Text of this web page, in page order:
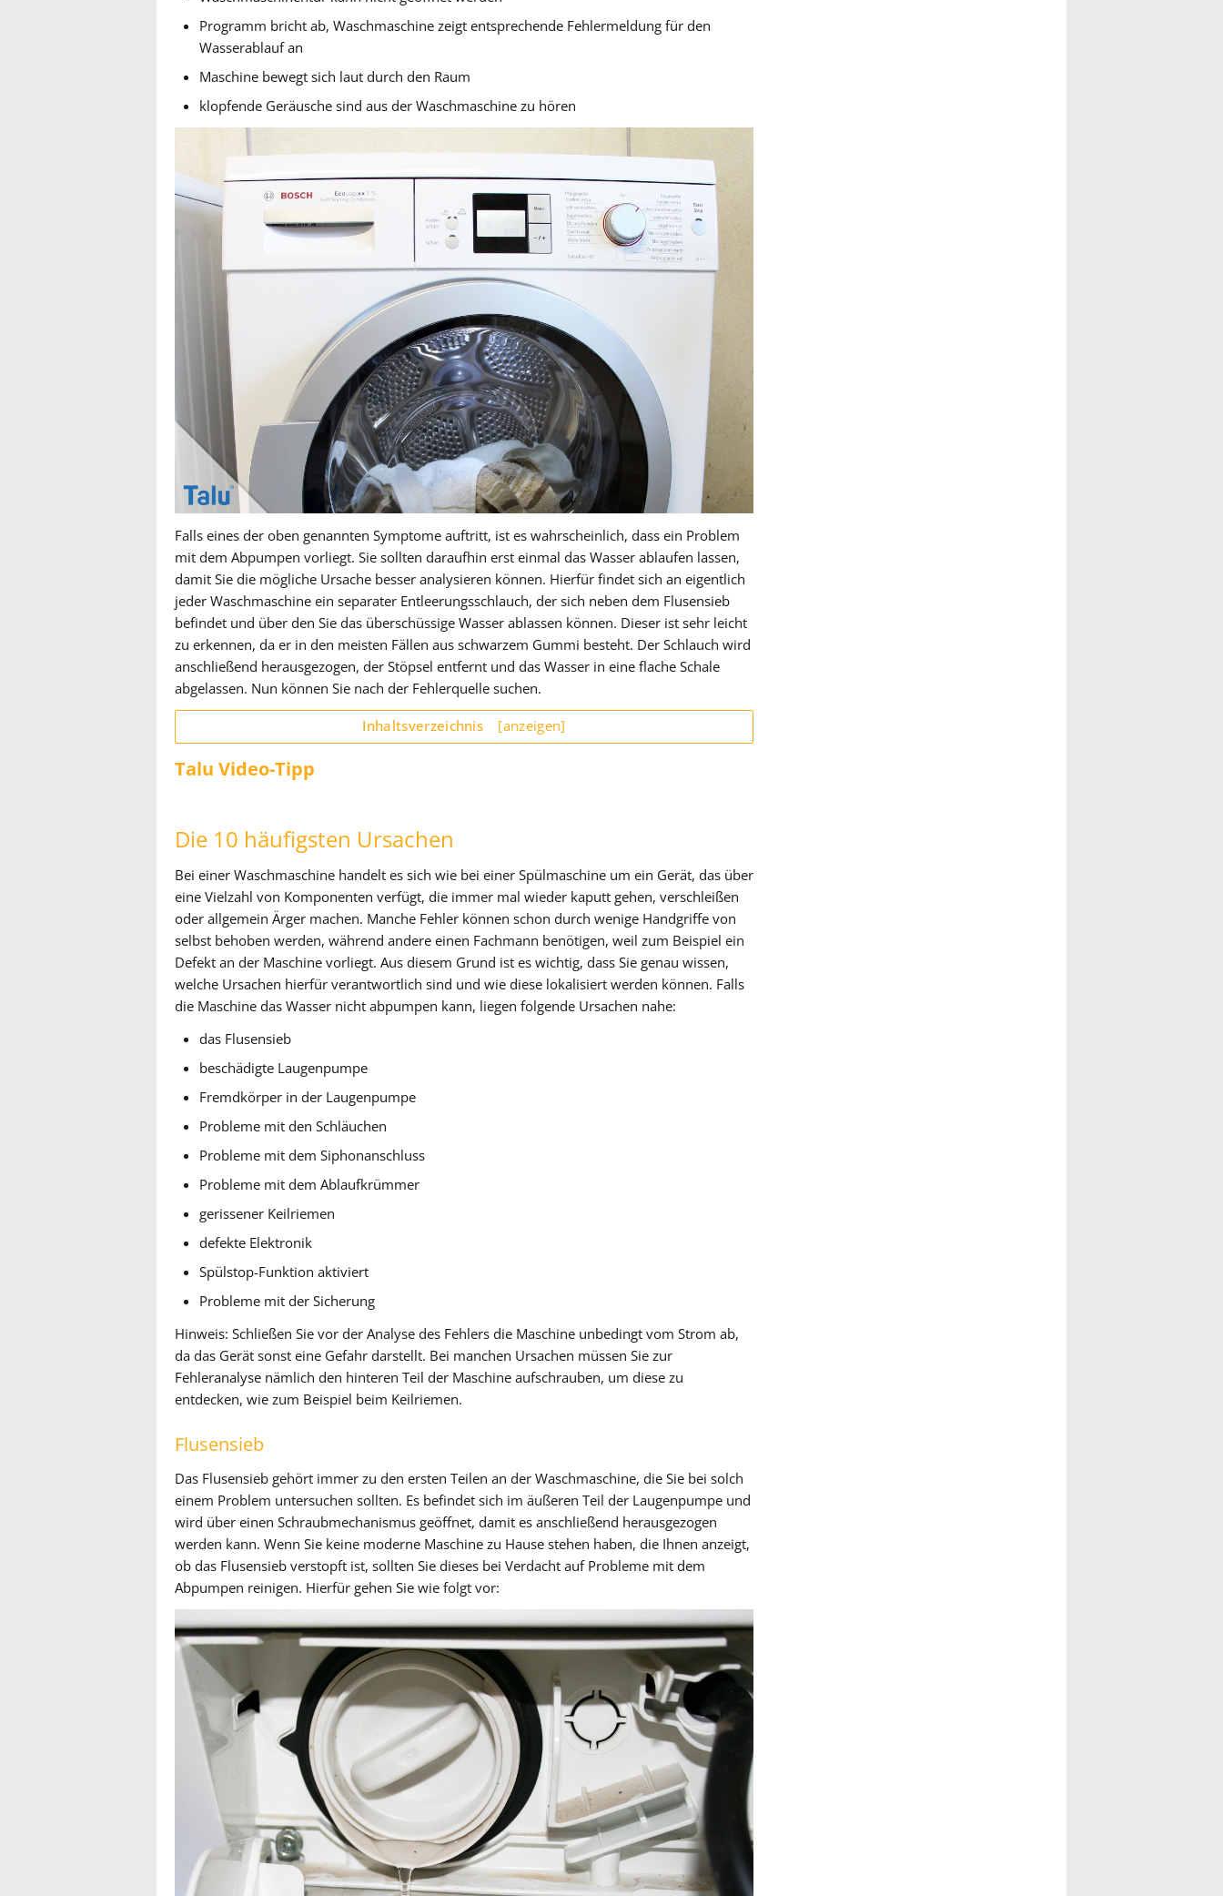
Programm bricht ab, Waschmaschine zeigt entsprechende Fehlermeldung für den
Wasserablauf an
Maschine bewegt sich laut durch den Raum
klopfende Geräusche sind aus der Waschmaschine zu hören
Falls eines der oben genannten Symptome auftritt, ist es wahrscheinlich, dass ein Problem
mit dem Abpumpen vorliegt. Sie sollten daraufhin erst einmal das Wasser ablaufen lassen,
damit Sie die mögliche Ursache besser analysieren können. Hierfür findet sich an eigentlich
jeder Waschmaschine ein separater Entleerungsschlauch, der sich neben dem Flusensieb
befindet und über den Sie das überschüssige Wasser ablassen können. Dieser ist sehr leicht
zu erkennen, da er in den meisten Fällen aus schwarzem Gummi besteht. Der Schlauch wird
anschließend herausgezogen, der Stöpsel entfernt und das Wasser in eine flache Schale
abgelassen. Nun können Sie nach der Fehlerquelle suchen.
Inhaltsverzeichnis [anzeigen]
Talu Video-Tipp
Die 10 häufigsten Ursachen
Bei einer Waschmaschine handelt es sich wie bei einer Spülmaschine um ein Gerät, das über
eine Vielzahl von Komponenten verfügt, die immer mal wieder kaputt gehen, verschleißen
oder allgemein Ärger machen. Manche Fehler können schon durch wenige Handgriffe von
selbst behoben werden, während andere einen Fachmann benötigen, weil zum Beispiel ein
Defekt an der Maschine vorliegt. Aus diesem Grund ist es wichtig, dass Sie genau wissen,
welche Ursachen hierfür verantwortlich sind und wie diese lokalisiert werden können. Falls
die Maschine das Wasser nicht abpumpen kann, liegen folgende Ursachen nahe:
das Flusensieb
beschädigte Laugenpumpe
Fremdkörper in der Laugenpumpe
Probleme mit den Schläuchen
Probleme mit dem Siphonanschluss
Probleme mit dem Ablaufkrümmer
gerissener Keilriemen
defekte Elektronik
Spülstop-Funktion aktiviert
Probleme mit der Sicherung
Hinweis: Schließen Sie vor der Analyse des Fehlers die Maschine unbedingt vom Strom ab,
da das Gerät sonst eine Gefahr darstellt. Bei manchen Ursachen müssen Sie zur
Fehleranalyse nämlich den hinteren Teil der Maschine aufschrauben, um diese zu
entdecken, wie zum Beispiel beim Keilriemen.
Flusensieb
Das Flusensieb gehört immer zu den ersten Teilen an der Waschmaschine, die Sie bei solch
einem Problem untersuchen sollten. Es befindet sich im äußeren Teil der Laugenpumpe und
wird über einen Schraubmechanismus geöffnet, damit es anschließend herausgezogen
werden kann. Wenn Sie keine moderne Maschine zu Hause stehen haben, die Ihnen anzeigt,
ob das Flusensieb verstopft ist, sollten Sie dieses bei Verdacht auf Probleme mit dem
Abpumpen reinigen. Hierfür gehen Sie wie folgt vor: